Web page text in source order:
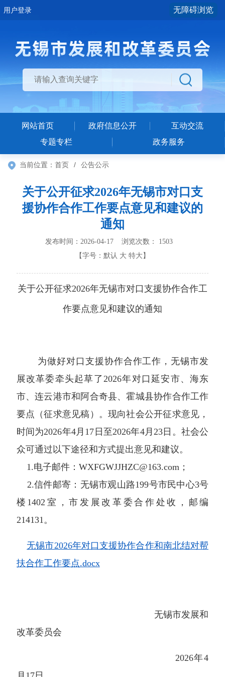
用户登录 无障碍浏览
网站首页 政府信息公开
互动交流
专题专栏
政务服务
当前位置： 首页 / 公告公示
关于公开征求2026年无锡市对口支
援协作合作工作要点意见和建议的
通知
发布时间：2026-04-17 浏览次数： 1503
【字号： 默认 大 特大 】
关于公开征求2026年无锡市对口支援协作合作工
作要点意见和建议的通知
为做好对口支援协作合作工作 ，无锡市发
展改革委牵头起草了2026年对口延安市、海东
市、连云港市和阿合奇县、霍城县协作合作工作
要点
（征求意见稿）。现向社会公开征求意见，
时间为2026年4月 17 日至2026年4月23 日。社会公
众可通过以下途径和方式提出意见和建议。
1.电子邮件： WXFGWJJHZC@163.com；
2.信件邮寄：无锡市观山路199号市民中心3号
楼 1402 室，市发展改革委合作处收，邮编
214131。
无锡市2026年对口支援协作合作和南北结对帮
扶合作工作要点.docx
无锡市发展和
改革委员会
2026年4